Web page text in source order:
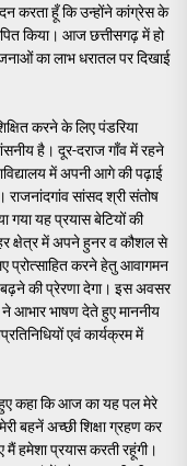
करता हूँ कि उन्होंने कांग्रेस के
किया। आज छत्तीसगढ़ में हो
का लाभ धरातल पर दिखाई
करने के लिए पंडरिया
है। दूर-दराज गाँव में रहने
में अपनी आगे की पढ़ाई
सांसद श्री संतोष
गया यह प्रयास बेटियों की
क्षेत्र में अपने हुनर व कौशल से
प्रोत्साहित करने हेतु आवागमन
की प्रेरणा देगा। इस अवसर
ने आभार भाषण देते हुए माननीय
एवं कार्यक्रम में
हुए कहा कि आज का यह पल मेरे
बहनें अच्छी शिक्षा ग्रहण कर
हमेशा प्रयास करती रहूंगी।